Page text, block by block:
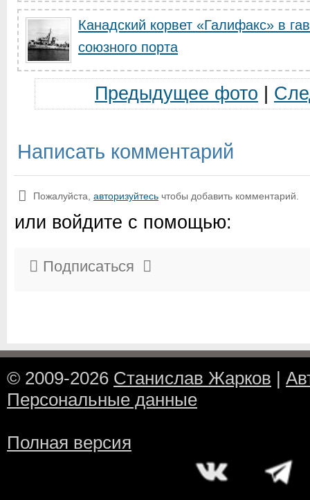
Канадский корвет «Галифакс» в
союзного порта
Предыдущее фото
Написать комментарий
Пожалуйста, авторизуйтесь чтобы добавить комментарий.
или войдите с помощью:
Подписаться
© 2009-2026 Станислав Жарков |
Персональные данные
Полная версия